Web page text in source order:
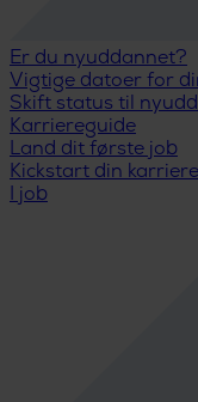
Er du nyuddannet?
Vigtige datoer for
Skift status til
Karriereguide
Land dit første job
Kickstart din karriere
I job